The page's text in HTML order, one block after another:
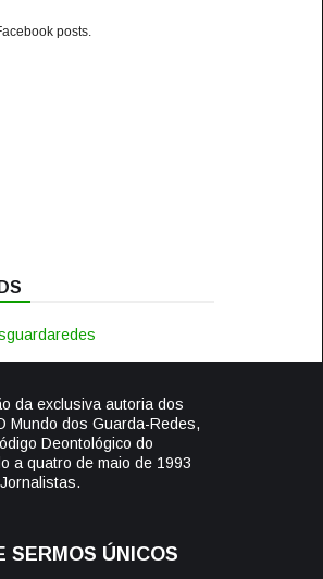
posts.
da exclusiva autoria dos
Mundo dos Guarda-Redes,
Deontológico do
a quatro de maio de 1993
SERMOS ÚNICOS